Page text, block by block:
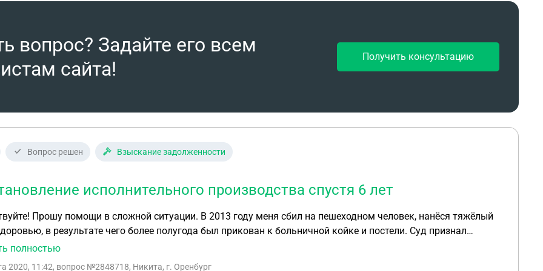
вопрос? Задайте его всем
сайта!
Получить консультацию
Вопрос решен Взыскание задолженности
исполнительного производства спустя 6 лет
помощи в сложной ситуации. В 2013 году меня сбил на пешеходном человек, нанёся тяжёлый
в результате чего более полугода был прикован к больничной койке и постели. Суд признал
ДТП обязанным выплатить мне компенсацию в размере около 260 тысяч рублей (затраты на лечение,
полностью
2020, 11:42, вопрос №2848718, Никита, г. Оренбург